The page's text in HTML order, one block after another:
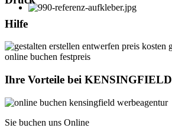
Hilfe
Ihre Vorteile bei KENSINGFIELD
Sie buchen uns Online